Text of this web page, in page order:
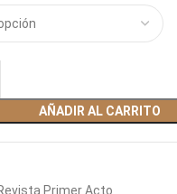
AÑADIR AL CARRITO
Primer Acto